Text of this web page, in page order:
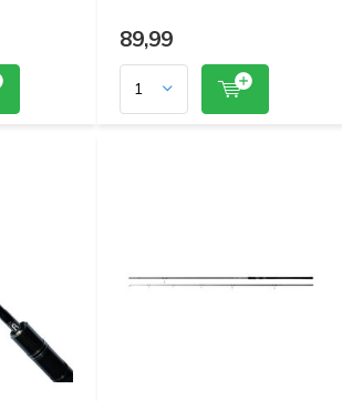
89,99